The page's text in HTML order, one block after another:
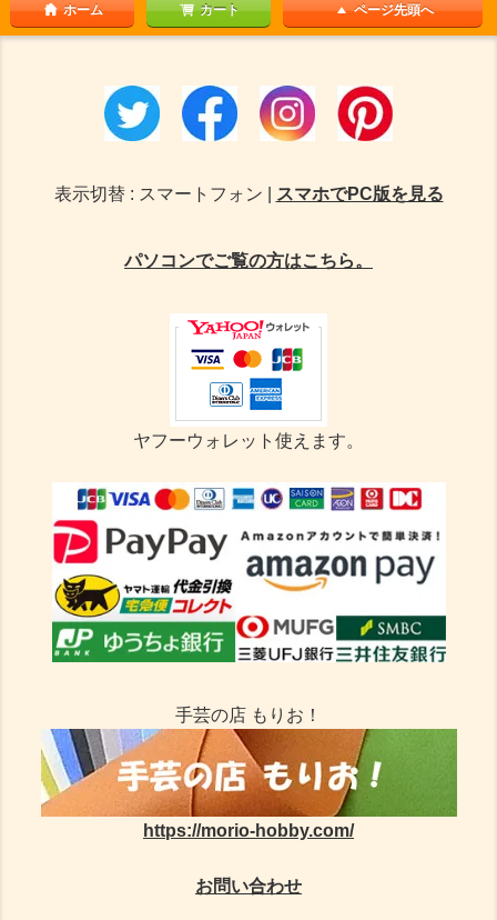
ホーム カート ページ先頭へ
表示切替 : スマートフォン | スマホでPC版を見る
パソコンでご覧の方はこちら。
ヤフーウォレット使えます。
手芸の店 もりお！
https://morio-hobby.com/
お問い合わせ